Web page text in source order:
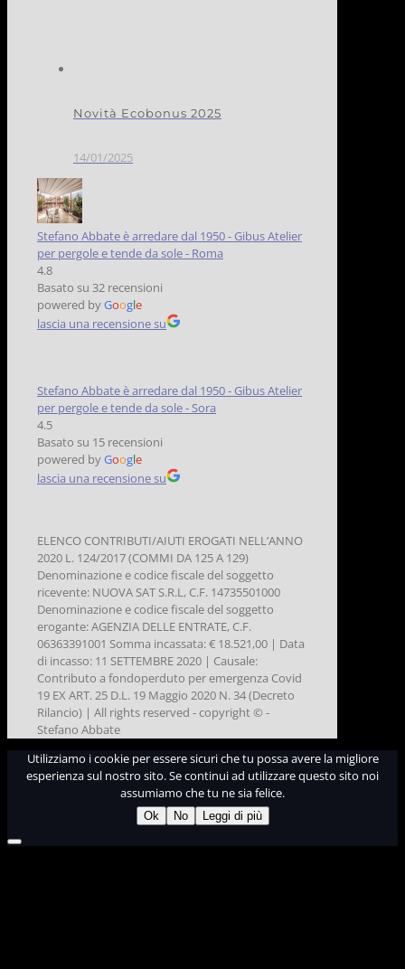
Novità Ecobonus 2025
14/01/2025
Stefano Abbate è arredare dal 1950 - Gibus Atelier
per pergole e tende da sole - Roma
4.8
Basato su 32 recensioni
powered byGoogle
lascia una recensione su
Stefano Abbate è arredare dal 1950 - Gibus Atelier
per pergole e tende da sole - Sora
4.5
Basato su 15 recensioni
powered byGoogle
lascia una recensione su
ELENCO CONTRIBUTI/AIUTI EROGATI NELL’ANNO
2020 L. 124/2017 (COMMI DA 125 A 129)
Denominazione e codice fiscale del soggetto
ricevente: NUOVA SAT S.R.L, C.F. 14735501000
Denominazione e codice fiscale del soggetto
erogante: AGENZIA DELLE ENTRATE, C.F.
06363391001 Somma incassata: € 18.521,00 | Data
di incasso: 11 SETTEMBRE 2020 | Causale:
Contributo a fondoperduto per emergenza Covid
19 EX ART. 25 D.L. 19 Maggio 2020 N. 34 (Decreto
Rilancio) | All rights reserved - copyright © -
Stefano Abbate
Utilizziamo i cookie per essere sicuri che tu possa avere la migliore
esperienza sul nostro sito. Se continui ad utilizzare questo sito noi
assumiamo che tu ne sia felice.
Ok No Leggi di più